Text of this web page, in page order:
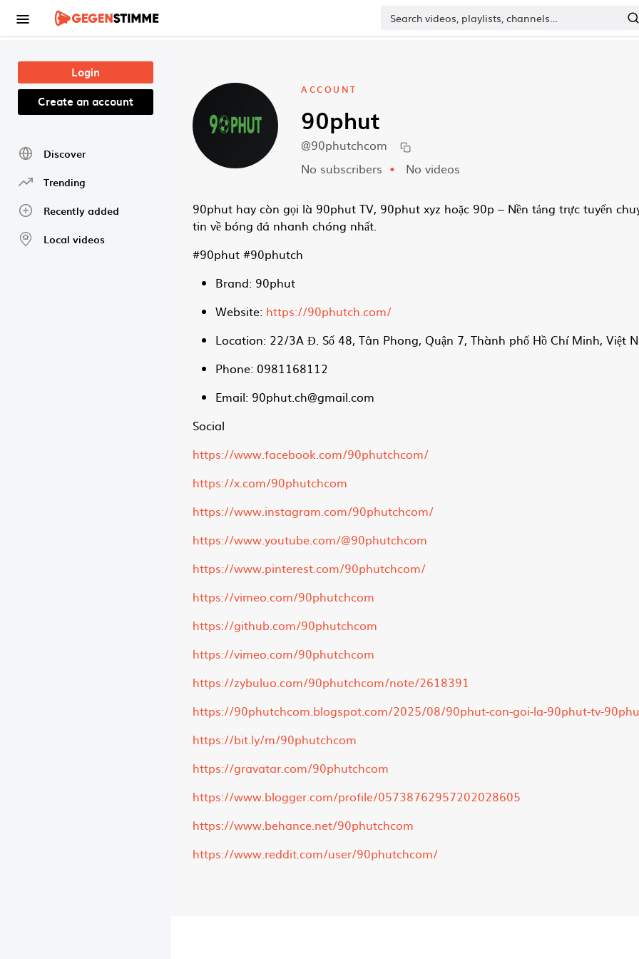
Skip to main content
Login
Create an account
Discover
Trending
Recently added
Local videos
ACCOUNT
90phut
@90phutchcom
No subscribers
No videos
90phut hay còn gọi là 90phut TV, 90phut xyz hoặc 90p – Nền tảng trực tuyến
tin về bóng đá nhanh chóng nhất.
#90phut #90phutch
Brand: 90phut
Website: https://90phutch.com/
Location: 22/3A Đ. Số 48, Tân Phong, Quận 7, Thành phố Hồ Chí Minh, Việt
Phone: 0981168112
Email: 90phut.ch@gmail.com
Social
https://www.facebook.com/90phutchcom/
https://x.com/90phutchcom
https://www.instagram.com/90phutchcom/
https://www.youtube.com/@90phutchcom
https://www.pinterest.com/90phutchcom/
https://vimeo.com/90phutchcom
https://github.com/90phutchcom
https://vimeo.com/90phutchcom
https://zybuluo.com/90phutchcom/note/2618391
https://90phutchcom.blogspot.com/2025/08/90phut-con-goi-la-90phut-tv-
https://bit.ly/m/90phutchcom
https://gravatar.com/90phutchcom
https://www.blogger.com/profile/05738762957202028605
https://www.behance.net/90phutchcom
https://www.reddit.com/user/90phutchcom/